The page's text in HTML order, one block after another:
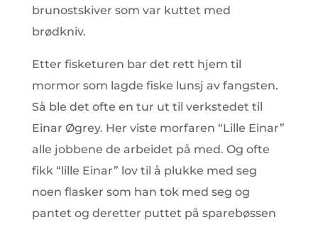
brunostskiver som var kuttet med
brødkniv.
Etter fisketuren bar det rett hjem til
mormor som lagde fiske lunsj av fangsten.
Så ble det ofte en tur ut til verkstedet til
Einar Øgrey. Her viste morfaren “Lille Einar”
alle jobbene de arbeidet på med. Og ofte
fikk “lille Einar” lov til å plukke med seg
noen flasker som han tok med seg og
pantet og deretter puttet på sparebøssen